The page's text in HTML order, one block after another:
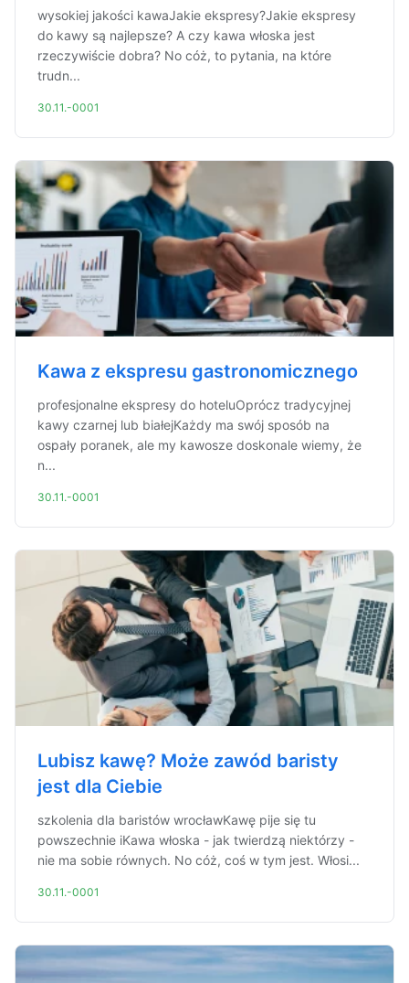
wysokiej jakości kawaJakie ekspresy?Jakie ekspresy
do kawy są najlepsze? A czy kawa włoska jest
rzeczywiście dobra? No cóż, to pytania, na które
trudn...
30.11.-0001
Kawa z ekspresu gastronomicznego
profesjonalne ekspresy do hoteluOprócz tradycyjnej
kawy czarnej lub białejKażdy ma swój sposób na
ospały poranek, ale my kawosze doskonale wiemy, że
n...
30.11.-0001
Lubisz kawę? Może zawód baristy
jest dla Ciebie
szkolenia dla baristów wrocławKawę pije się tu
powszechnie iKawa włoska - jak twierdzą niektórzy -
nie ma sobie równych. No cóż, coś w tym jest. Włosi...
30.11.-0001